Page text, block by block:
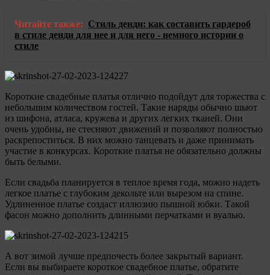
Читайте также: Стиль денди: как составить гардероб
в стиле денди для нее и для него - немного истории о
стиле
Короткие свадебные платья отлично подойдут для торжества с
небольшим количеством гостей. Такие наряды обычно шьют
из шифона, атласа, кружева и других легких тканей. Они
очень удобны, не стесняют движений и позволяют полностью
раскрепоститься. В них можно танцевать и даже принимать
участие в конкурсах. Короткие платья не обязательно должны
быть белыми.
Если свадьба планируется в теплое время года, можно надеть
легкое платье с глубоким декольте или вырезом на спине.
Удлиненное платье создаст иллюзию пышной юбки. Такой
фасон можно дополнить длинными перчатками и вуалью.
А вот зимой лучше предпочесть более закрытый вариант.
Если вы выбираете короткое свадебное платье, обратите